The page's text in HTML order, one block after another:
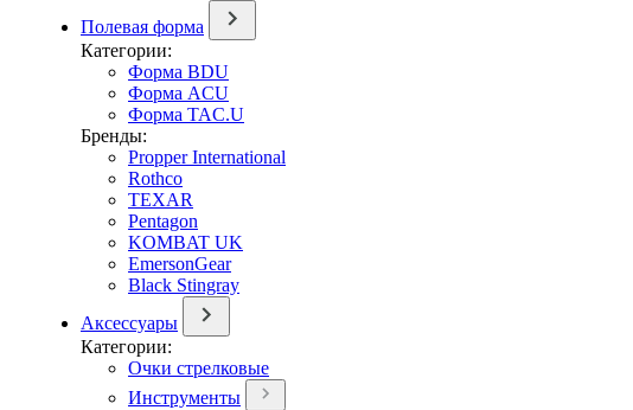
Полевая форма
Категории:
Форма BDU
Форма ACU
Форма TAC.U
Бренды:
Propper International
Rothco
TEXAR
Pentagon
KOMBAT UK
EmersonGear
Black Stingray
Аксессуары
Категории:
Очки стрелковые
Инструменты